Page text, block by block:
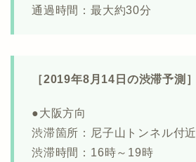
通過時間：最大約30分
［2019年8月14日の渋滞予測］
●大阪方向
渋滞箇所：尼子山トンネル付近
渋滞時間：16時～19時